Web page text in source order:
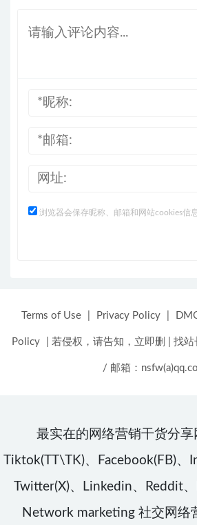
浏览器会保存昵称、邮箱和网站cookies信
Terms of Use Privacy Policy
Policy 若侵权，请告知，立即删 找
/ 邮箱：
最实在的网络营销干货分享
Tiktok(TT\TK)、Facebook(FB)、
Twitter(X)、Linkedin、Reddit
Network marketing 社交网络